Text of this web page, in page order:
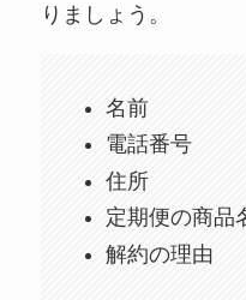
りましょう。
名前
電話番号
住所
定期便の商品
解約の理由